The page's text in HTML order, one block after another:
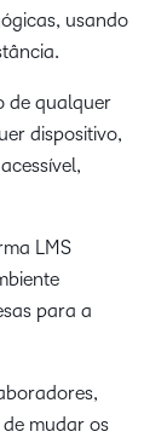
usando
de qualquer
dispositivo,
LMS
para a
mudar os